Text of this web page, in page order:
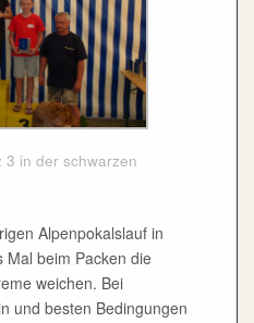
3 in der schwarzen
Alpenpokalslauf in
Mal beim Packen die
weichen. Bei
und besten Bedingungen